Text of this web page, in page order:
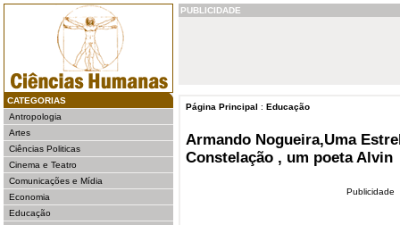
CATEGORIAS
Antropologia
Artes
Ciências Politicas
Cinema e Teatro
Comunicações e Mídia
Economia
Educação
PUBLICIDADE
Página Principal : Educação
Armando Nogueira,Uma
Constelação , um poeta Alvin
Publicidade